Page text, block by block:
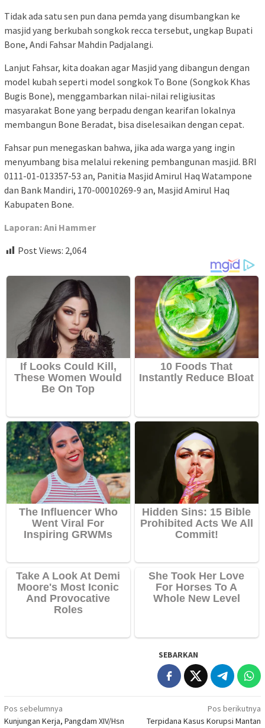
Tidak ada satu sen pun dana pemda yang disumbangkan ke
masjid yang berkubah songkok recca tersebut, ungkap Bupati
Bone, Andi Fahsar Mahdin Padjalangi.
Lanjut Fahsar, kita doakan agar Masjid yang dibangun dengan
model kubah seperti model songkok To Bone (Songkok Khas
Bugis Bone), menggambarkan nilai-nilai religiusitas
masyarakat Bone yang berpadu dengan kearifan lokalnya
membangun Bone Beradat, bisa diselesaikan dengan cepat.
Fahsar pun menegaskan bahwa, jika ada warga yang ingin
menyumbang bisa melalui rekening pembangunan masjid. BRI
0111-01-013357-53 an, Panitia Masjid Amirul Haq Watampone
dan Bank Mandiri, 170-00010269-9 an, Masjid Amirul Haq
Kabupaten Bone.
Laporan: Ani Hammer
Post Views: 2,064
SEBARKAN
Navigasi
Pos sebelumnya
Kunjungan Kerja, Pangdam XIV/Hsn
Pos berikutnya
Terpidana Kasus Korupsi Mantan